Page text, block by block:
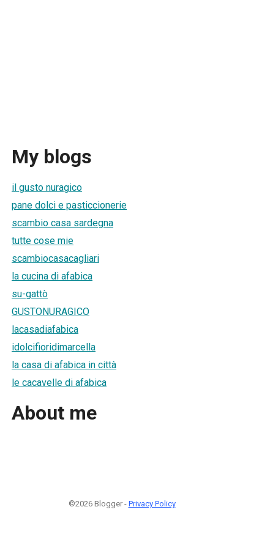
My blogs
il gusto nuragico
pane dolci e pasticcionerie
scambio casa sardegna
tutte cose mie
scambiocasacagliari
la cucina di afabica
su-gattò
GUSTONURAGICO
lacasadiafabica
idolcifioridimarcella
la casa di afabica in città
le cacavelle di afabica
About me
©2026 Blogger - Privacy Policy